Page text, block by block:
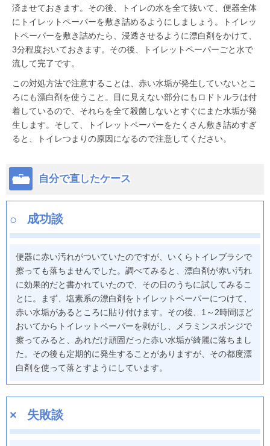
済ませておきます。その後、トイレの水を全て抜いて、便器全体
にトイレットペーパーを敷き詰めるようにしましょう。トイレッ
トペーパーを敷き詰めたら、浸透させるように漂白剤をかけて、
3分程度おいておきます。その後、トイレットペーパーごと水で
流して完了です。
この対処方法で注意することは、赤い水垢が発生していないとこ
ろにも漂白剤を使うこと。目に見えない部分にもロドトルラは付
着しているので、それらを全て殺菌しないとすぐにまた水垢が発
生します。そして、トイレットペーパーをたくさん敷き詰めすぎ
ると、トイレつまりの原因になるので注意してください。
自分で直したケース
成功談
便器に赤い汚れがついていたのですが、いくらトイレブラシで
擦っても落ちませんでした。調べてみると、漂白剤が赤い汚れ
に効果的だと書かれていたので、その日のうちに試してみるこ
とに。まず、塩素系の漂白剤をトイレットペーパーにつけて、
赤い水垢があるところに貼り付けます。その後、1～2時間ほど
おいてからトイレットペーパーを剥がし、メラミンスポンジで
擦ってみると、あれだけ頑固だった赤い水垢が綺麗に落ちまし
た。その後も定期的に発生することがありますが、その都度漂
白剤を使って落とすようにしています。
失敗談